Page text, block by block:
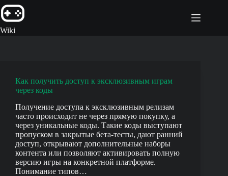
Перейти
к
сути
Wiki
Как получить доступ к эксклюзивным играм
через коды
Получение доступа к эксклюзивным релизам
часто происходит не через прямую покупку, а
через уникальные коды. Такие коды выступают
пропуском в закрытые бета-тесты, дают ранний
доступ, открывают дополнительные наборы
контента или позволяют активировать полную
версию игры на конкретной платформе.
Понимание типов…